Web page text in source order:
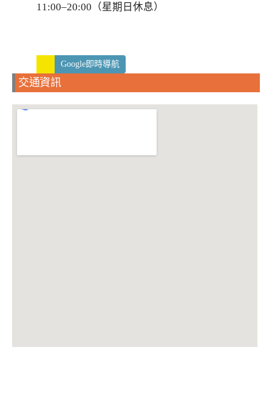
11:00–20:00（星期日休息）
Google即時導航
交通資訊